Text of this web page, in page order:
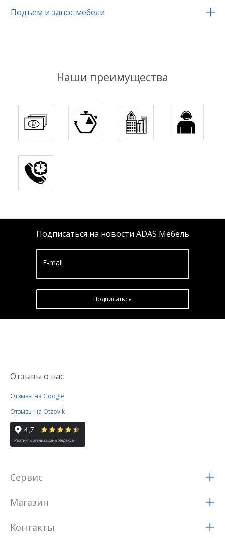
Подъем и занос мебели
Наши преимущества
Подписаться на новости ADAS Мебель
E-mail
Подписатьcя
Отзывы о нас
Отзывы на Google
Отзывы на Otzovik
Сервис
Магазин
Контакты